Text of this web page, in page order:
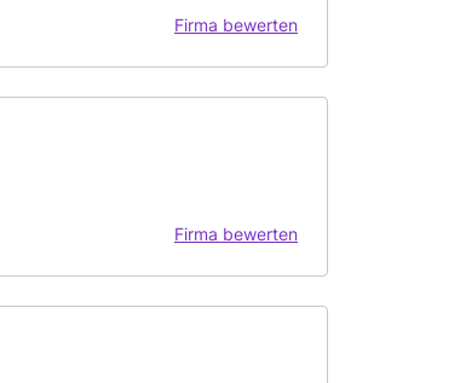
Firma bewerten
Firma bewerten